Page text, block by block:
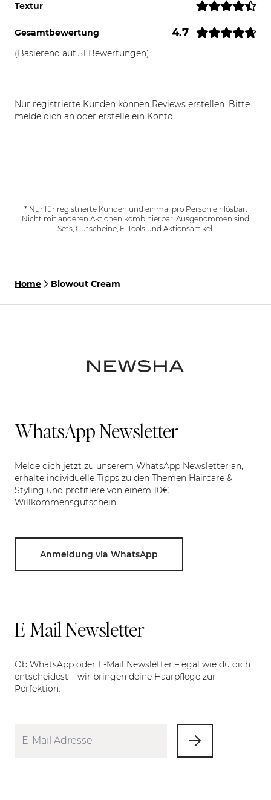
Textur
Gesamtbewertung 4.7
(Basierend auf 51 Bewertungen)
Nur registrierte Kunden können Reviews erstellen. Bitte
melde dich an oder erstelle ein Konto.
* Nur für registrierte Kunden und einmal pro Person einlösbar.
Nicht mit anderen Aktionen kombinierbar. Ausgenommen sind
Sets, Gutscheine, E-Tools und Aktionsartikel.
Home Blowout Cream
WhatsApp Newsletter
Melde dich jetzt zu unserem WhatsApp Newsletter an,
erhalte individuelle Tipps zu den Themen Haircare &
Styling und profitiere von einem 10€
Willkommensgutschein.
Anmeldung via WhatsApp
E-Mail Newsletter
Ob WhatsApp oder E-Mail Newsletter – egal wie du dich
entscheidest – wir bringen deine Haarpflege zur
Perfektion.